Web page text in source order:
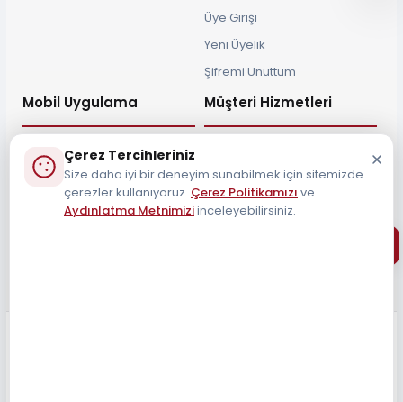
Üye Girişi
Yeni Üyelik
Şifremi Unuttum
Mobil Uygulama Müşteri Hizmetleri
Müşteri Destek Hattı
Çerez Tercihleriniz
Size daha iyi bir deneyim sunabilmek için sitemizde
çerezler kullanıyoruz. Çerez Politikamızı ve
Aydınlatma Metnimiziinceleyebilirsiniz.